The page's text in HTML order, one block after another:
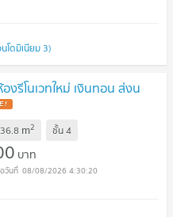
โดมิเนียม 3)
รีโนเวทใหม่ เงินทอน ส่งน
!
36.8 m2 ชั้น4
บาท
08/08/2026 4:30:20